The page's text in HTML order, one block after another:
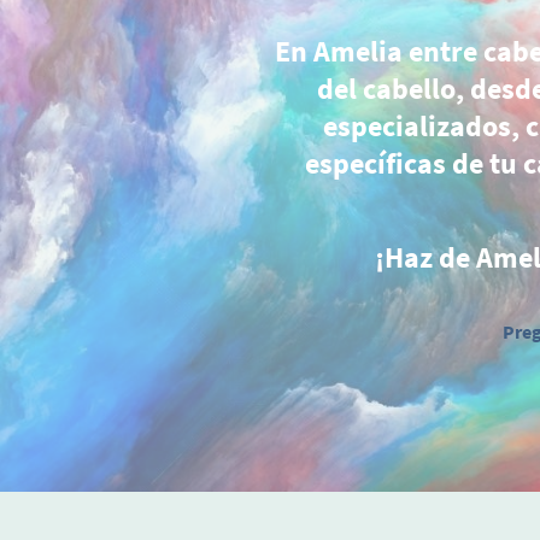
En Amelia entre
del cabello,
especializados,
específicas de tu
¡Haz de